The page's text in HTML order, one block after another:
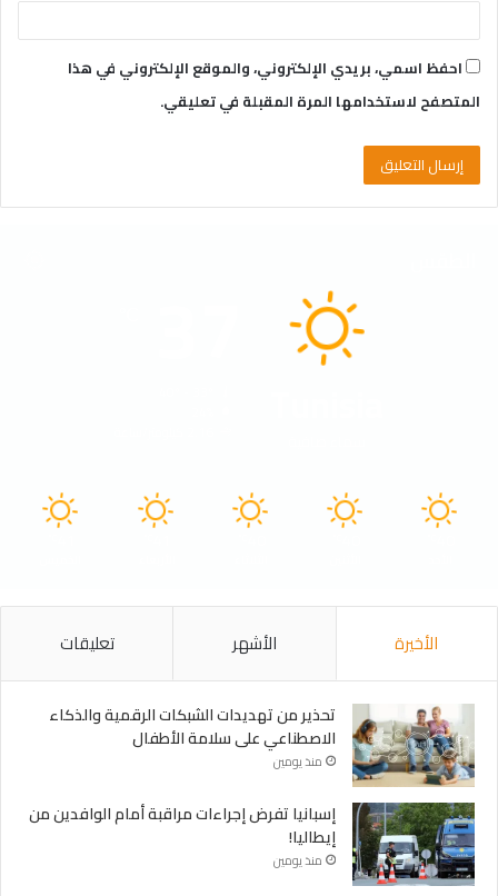
احفظ اسمي، بريدي الإلكتروني، والموقع الإلكتروني في هذا
المتصفح لاستخدامها المرة المقبلة في تعليقي.
الأخيرة الأشهر تعليقات
تحذير من تهديدات الشبكات الرقمية والذكاء
الاصطناعي على سلامة الأطفال
منذ يومين
إسبانيا تفرض إجراءات مراقبة أمام الوافدين من
إيطاليا!
منذ يومين